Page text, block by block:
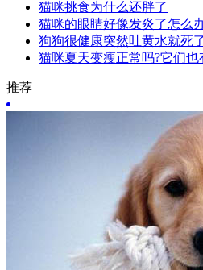
猫咪挑食为什么还胖了
猫咪的眼睛好像发炎了怎么
狗狗很健康突然吐黄水就死
猫咪夏天变瘦正常吗?它们
推荐